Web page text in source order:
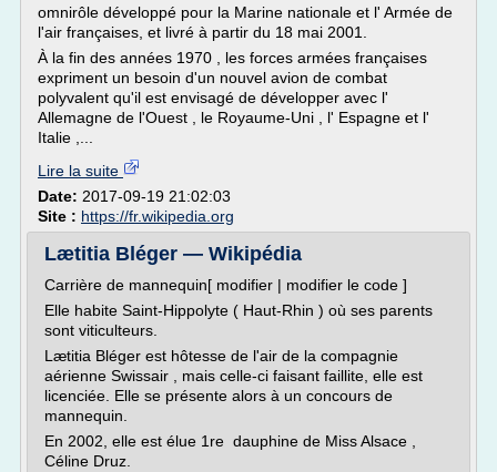
omnirôle développé pour la Marine nationale et l' Armée de
l'air françaises, et livré à partir du 18 mai 2001.
À la fin des années 1970 , les forces armées françaises
expriment un besoin d'un nouvel avion de combat
polyvalent qu'il est envisagé de développer avec l'
Allemagne de l'Ouest , le Royaume-Uni , l' Espagne et l'
Italie ,...
Lire la suite
Date: 2017-09-19 21:02:03
Site : https://fr.wikipedia.org
Lætitia Bléger — Wikipédia
Carrière de mannequin[ modifier | modifier le code ]
Elle habite Saint-Hippolyte ( Haut-Rhin ) où ses parents
sont viticulteurs.
Lætitia Bléger est hôtesse de l'air de la compagnie
aérienne Swissair , mais celle-ci faisant faillite, elle est
licenciée. Elle se présente alors à un concours de
mannequin.
En 2002, elle est élue 1re dauphine de Miss Alsace ,
Céline Druz.